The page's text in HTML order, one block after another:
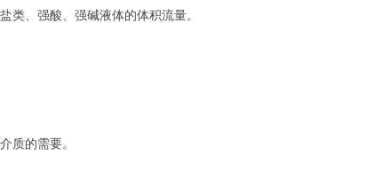
类、强酸、强碱液体的体积流量。
质的需要。